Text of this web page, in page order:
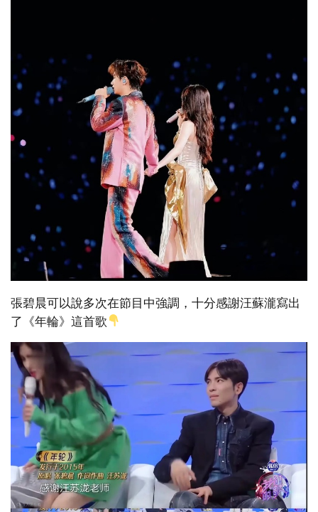
張碧晨可以說多次在節目中強調，十分感謝汪蘇瀧寫出
了《年輪》這首歌